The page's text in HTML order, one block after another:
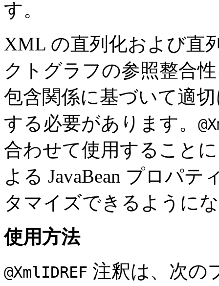
す。
XML の直列化および直
クトグラフの参照整合
包含関係に基づいて適
する必要があります。
合わせて使用すること
よる JavaBean プロパ
タマイズできるように
使用方法
@XmlIDREF 注釈は、次の